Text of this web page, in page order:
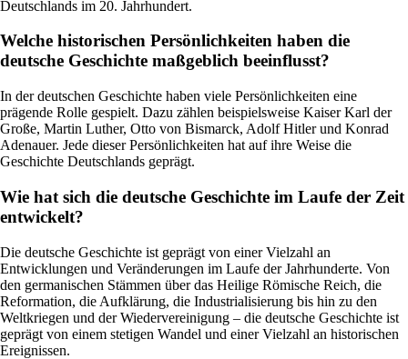
Deutschlands im 20. Jahrhundert.
Welche historischen Persönlichkeiten haben die
deutsche Geschichte maßgeblich beeinflusst?
In der deutschen Geschichte haben viele Persönlichkeiten eine
prägende Rolle gespielt. Dazu zählen beispielsweise Kaiser Karl der
Große, Martin Luther, Otto von Bismarck, Adolf Hitler und Konrad
Adenauer. Jede dieser Persönlichkeiten hat auf ihre Weise die
Geschichte Deutschlands geprägt.
Wie hat sich die deutsche Geschichte im Laufe der Zeit
entwickelt?
Die deutsche Geschichte ist geprägt von einer Vielzahl an
Entwicklungen und Veränderungen im Laufe der Jahrhunderte. Von
den germanischen Stämmen über das Heilige Römische Reich, die
Reformation, die Aufklärung, die Industrialisierung bis hin zu den
Weltkriegen und der Wiedervereinigung – die deutsche Geschichte ist
geprägt von einem stetigen Wandel und einer Vielzahl an historischen
Ereignissen.